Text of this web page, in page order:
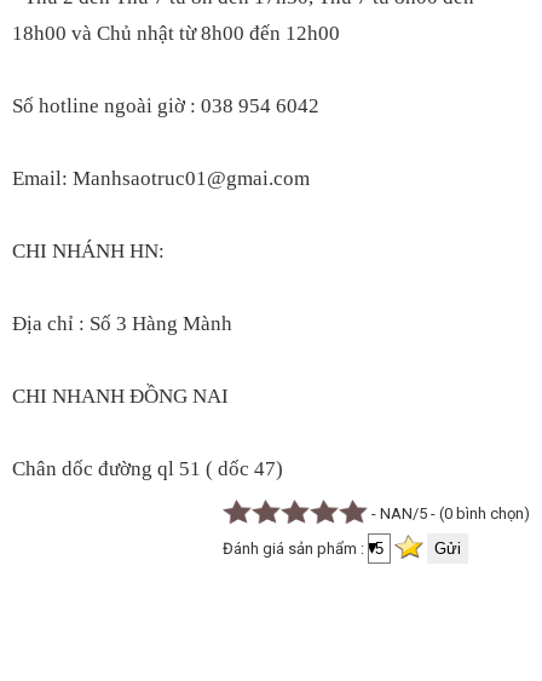
18h00 và Chủ nhật từ 8h00 đến 12h00
Số hotline ngoài giờ : 038 954 6042
Email: Manhsaotruc01@gmai.com
CHI NHÁNH HN:
Địa chỉ : Số 3 Hàng Mành
CHI NHANH ĐỒNG NAI
Chân dốc đường ql 51 ( dốc 47)
- NAN/5 - (0 bình chọn)
Đánh giá sản phẩm :